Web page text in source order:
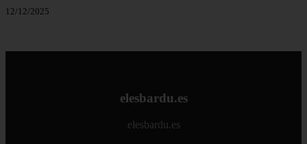
12/12/2025
elesbardu.es
elesbardu.es